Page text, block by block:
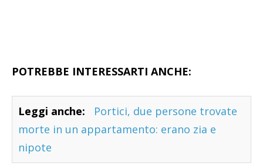
POTREBBE INTERESSARTI ANCHE:
Leggi anche:
Portici, due persone trovate
morte in un appartamento: erano zia e
nipote